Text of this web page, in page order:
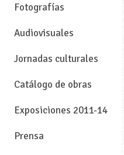
Fotografías
Audiovisuales
Jornadas culturales
Catálogo de obras
Exposiciones 2011-14
Prensa